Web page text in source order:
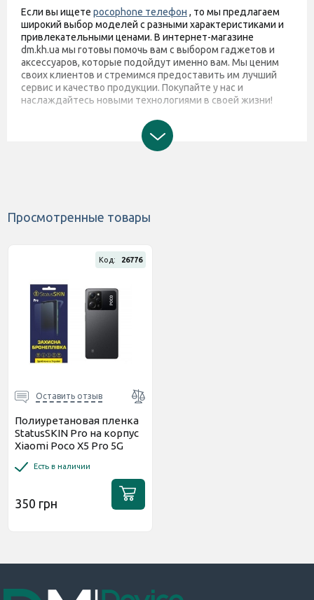
Если вы ищете pocophone телефон , то мы предлагаем
широкий выбор моделей с разными характеристиками и
привлекательными ценами. В интернет-магазине
dm.kh.ua мы готовы помочь вам с выбором гаджетов и
аксессуаров, которые подойдут именно вам. Мы ценим
своих клиентов и стремимся предоставить им лучший
сервис и качество продукции. Покупайте у нас и
наслаждайтесь новыми технологиями в своей жизни!
Просмотренные товары
Код: 26776
Оставить отзыв
Полиуретановая пленка
StatusSKIN Pro на корпус
Xiaomi Poco X5 Pro 5G
Есть в наличии
350 грн